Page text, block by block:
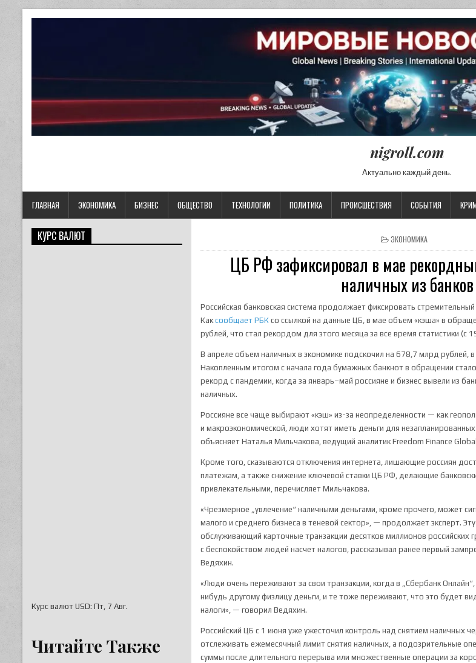
nigroll.com
Актуально каждый день.
ГЛАВНАЯ ЭКОНОМИКА БИЗНЕС ОБЩЕСТВО ТЕХНОЛОГИИ ПОЛИТИКА ПРОИСШЕСТВИЯ СОБЫТИЯ
POSTED IN
ЭКОНОМИКА
ЦБ РФ зафиксировал в мае
наличных из банков
Российская банковская система продолжает фиксировать
Каксообщает РБК со ссылкой на данные ЦБ, в мае объем «кэша» в
рублей, что стал рекордом для этого месяца за все время статистики (с
В апреле объем наличных в экономике подскочил на 678,7 млрд рублей,
Накопленным итогом с начала года бумажных банкнот в обращении
рекорд с пандемии, когда за январь–май россияне и бизнес вывели из
наличных.
Россияне все чаще выбирают «кэш» из-за неопределенности — как
и макроэкономической, люди хотят иметь деньги для
объясняет Наталья Мильчакова, ведущий аналитик Freedom Finance
Кроме того, сказываются отключения интернета, лишающие россиян
платежам, а также снижение ключевой ставки ЦБ РФ, делающие
привлекательными, перечисляет Мильчакова.
«Чрезмерное „увлечение“ наличными деньгами, кроме прочего, может
малого и среднего бизнеса в теневой сектор», — продолжает эксперт.
обслуживающий карточные транзакции десятков миллионов российских
с беспокойством людей насчет налогов, рассказывал ранее первый
Ведяхин.
«Люди очень переживают за свои транзакции, когда в „Сбербанк
нибудь другому физлицу деньги, и те тоже переживают, что ‌это будет
налоги», — говорил Ведяхин.
Российский ЦБ с 1 июня уже ужесточил контроль над снятием наличных
отслеживать ежемесячный лимит снятия наличных, а подозрительные
суммы после длительного перерыва или ‌множественные операции за
КУРС ВАЛЮТ
Курс валют USD: Пт, 7 Авг.
Читайте Также